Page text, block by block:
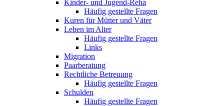
Kinder- und Jugend-Reha
Häufig gestellte Fragen
Kuren für Mütter und Väter
Leben im Alter
Häufig gestellte Fragen
Links
Migration
Paarberatung
Rechtliche Betreuung
Häufig gestellte Fragen
Schulden
Häufig gestellte Fragen